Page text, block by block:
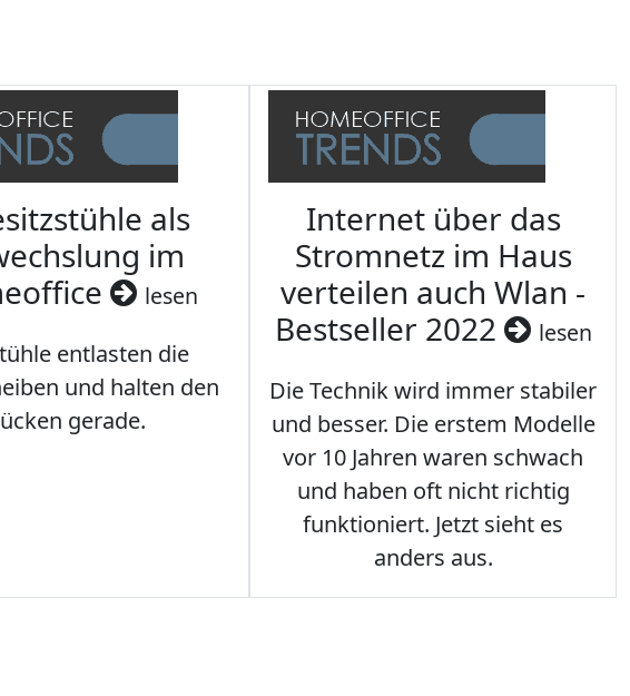
als
im
lesen
entlasten die
und halten den
gerade.
Internet über das
Stromnetz im Haus
verteilen auch Wlan -
Bestseller 2022
lesen
Die Technik wird immer stabiler
und besser. Die erstem Modelle
vor 10 Jahren waren schwach
und haben oft nicht richtig
funktioniert. Jetzt sieht es
anders aus.